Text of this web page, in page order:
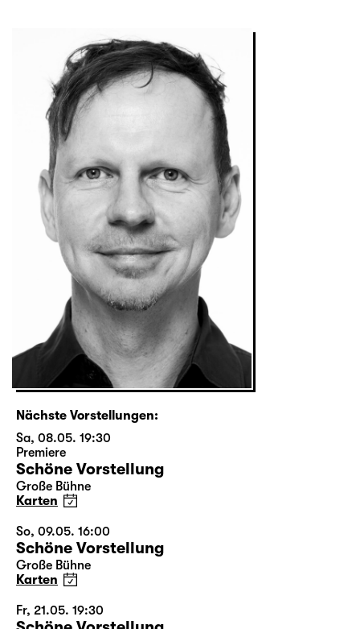
Nächste Vorstellungen:
Sa, 08.05. 19:30
Premiere
Schöne Vorstellung
Große Bühne
Karten
So, 09.05. 16:00
Schöne Vorstellung
Große Bühne
Karten
Fr, 21.05. 19:30